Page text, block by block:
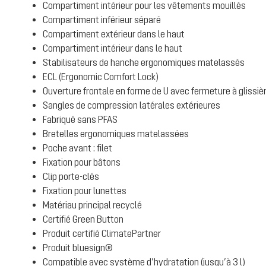
Compartiment intérieur pour les vêtements mouillés
Compartiment inférieur séparé
Compartiment extérieur dans le haut
Compartiment intérieur dans le haut
Stabilisateurs de hanche ergonomiques matelassés
ECL (Ergonomic Comfort Lock)
Ouverture frontale en forme de U avec fermeture à
Sangles de compression latérales extérieures
Fabriqué sans PFAS
Bretelles ergonomiques matelassées
Poche avant : filet
Fixation pour bâtons
Clip porte-clés
Fixation pour lunettes
Matériau principal recyclé
Certifié Green Button
Produit certifié ClimatePartner
Produit bluesign®
Compatible avec système d’hydratation (jusqu’à 3 l)